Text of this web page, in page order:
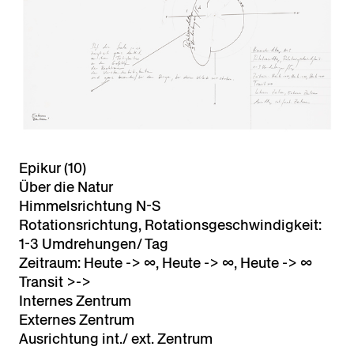
Epikur (10)
Über die Natur
Himmelsrichtung N-S
Rotationsrichtung, Rotationsgeschwindigkeit:
1-3 Umdrehungen/ Tag
Zeitraum: Heute -> ∞, Heute -> ∞, Heute -> ∞
Transit >->
Internes Zentrum
Externes Zentrum
Ausrichtung int./ ext. Zentrum